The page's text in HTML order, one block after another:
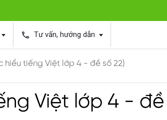
phone Tư vấn, hướng dẫn
hiểu tiếng Việt lớp 4 - đề số 22)
Việt lớp 4 - đề